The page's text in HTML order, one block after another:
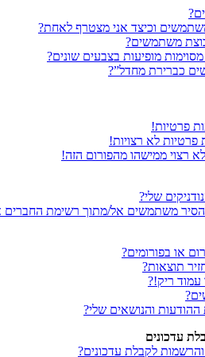
וכיצד אני מצטרף לאחת?
משתמשים?
מופיעות בצבעים שונים?
כברירת מחדל”?
פרטיות!
פרטיות לא רצויות!
רצוי ממישהו מהפורום הזה!
שלי?
להסיר משתמשים אל/מתוך רשימת החברים
או בפורומים?
תוצאות?
עמוד ריק!?
ההודעות והנושאים שלי?
עדכונים
לקבלת עדכונים?